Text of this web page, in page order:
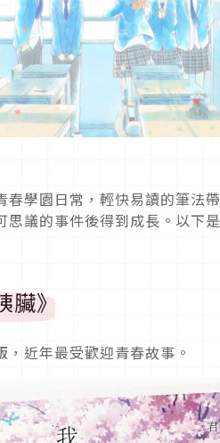
春學園日常，輕快易讀的筆法
議的事件後得到成長。以下
臟》
近年最受歡迎青春故事。